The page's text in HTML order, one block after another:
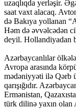
uzaqlıqda yerləşir.
saat vaxt alacaq.
də Bakıya yollanan
Həm də əvvəlcədən
deyil. Hollandiyadan
Azərbaycanlılar
Avropa arasında
mədəniyyəti ilə Qərb
qarışığıdır.
Ermənistan,
türk dilinə yaxın olan